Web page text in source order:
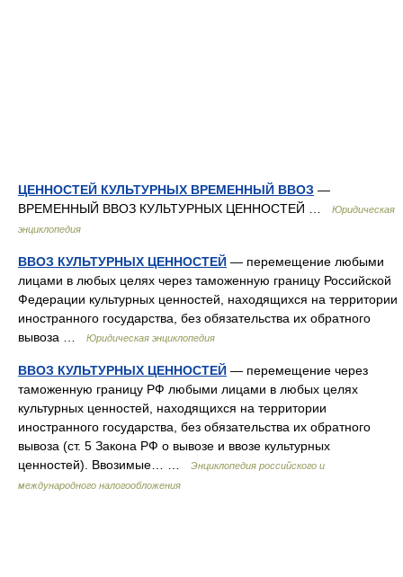
ЦЕННОСТЕЙ КУЛЬТУРНЫХ ВРЕМЕННЫЙ ВВОЗ —
ВРЕМЕННЫЙ ВВОЗ КУЛЬТУРНЫХ ЦЕННОСТЕЙ …
Юридическая
энциклопедия
ВВОЗ КУЛЬТУРНЫХ ЦЕННОСТЕЙ — перемещение любыми
лицами в любых целях через таможенную границу Российской
Федерации культурных ценностей, находящихся на территории
иностранного государства, без обязательства их обратного
вывоза …
Юридическая энциклопедия
ВВОЗ КУЛЬТУРНЫХ ЦЕННОСТЕЙ — перемещение через
таможенную границу РФ любыми лицами в любых целях
культурных ценностей, находящихся на территории
иностранного государства, без обязательства их обратного
вывоза (ст. 5 Закона РФ о вывозе и ввозе культурных
ценностей). Ввозимые… …
Энциклопедия российского и
международного налогообложения